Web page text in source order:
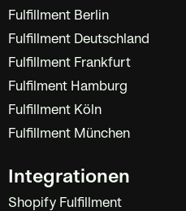
Fulfillment Berlin
Fulfillment Deutschland
Fulfillment Frankfurt
Fulfilment Hamburg
Fulfillment Köln
Fulfillment München
Integrationen
Shopify Fulfillment